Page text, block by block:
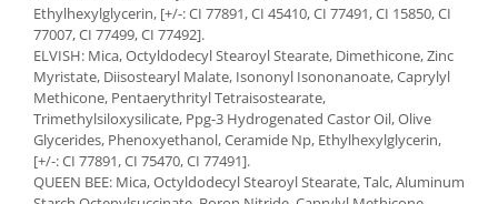
Ethylhexylglycerin, [+/-: CI 77891, CI 45410, CI 77491, CI 15850, CI
77007, CI 77499, CI 77492].
ELVISH: Mica, Octyldodecyl Stearoyl Stearate, Dimethicone, Zinc
Myristate, Diisostearyl Malate, Isononyl Isononanoate, Caprylyl
Methicone, Pentaerythrityl Tetraisostearate,
Trimethylsiloxysilicate, Ppg-3 Hydrogenated Castor Oil, Olive
Glycerides, Phenoxyethanol, Ceramide Np, Ethylhexylglycerin,
[+/-: CI 77891, CI 75470, CI 77491].
QUEEN BEE: Mica, Octyldodecyl Stearoyl Stearate, Talc, Aluminum